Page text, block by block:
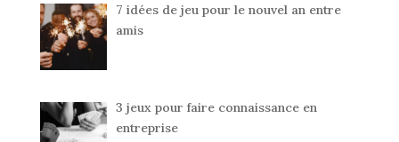
7 idées de jeu pour le nouvel an entre
amis
3 jeux pour faire connaissance en
entreprise